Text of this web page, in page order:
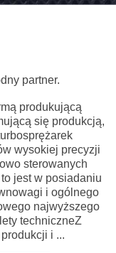
partner.
produkującą
się produkcją,
wysokiej precyzji
sterowanych
jest w posiadaniu
i ogólnego
najwyższego
techniczneZ
i ...